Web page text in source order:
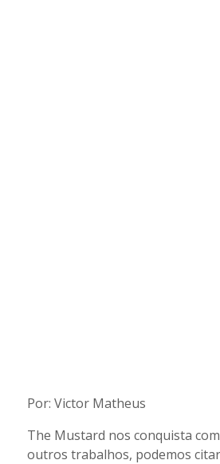
Por: Victor Matheus
The Mustard nos conquista
outros trabalhos, podemos